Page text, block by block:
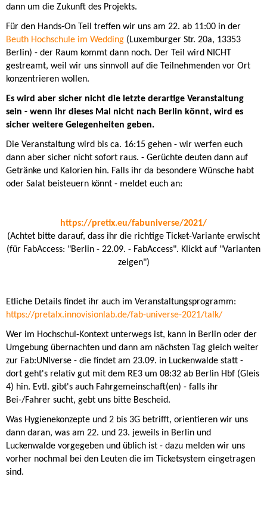
dann um die Zukunft des Projekts.
Für den Hands-On Teil treffen wir uns am 22. ab 11:00 in der
Beuth Hochschule im Wedding (Luxemburger Str. 20a, 13353
Berlin) - der Raum kommt dann noch. Der Teil wird NICHT
gestreamt, weil wir uns sinnvoll auf die Teilnehmenden vor Ort
konzentrieren wollen.
Es wird aber sicher nicht die letzte derartige Veranstaltung
sein - wenn ihr dieses Mal nicht nach Berlin könnt, wird es
sicher weitere Gelegenheiten geben.
Die Veranstaltung wird bis ca. 16:15 gehen - wir werfen euch
dann aber sicher nicht sofort raus. - Gerüchte deuten dann auf
Getränke und Kalorien hin. Falls ihr da besondere Wünsche habt
oder Salat beisteuern könnt - meldet euch an:
https://pretix.eu/fabuniverse/2021/
(Achtet bitte darauf, dass ihr die richtige Ticket-Variante erwischt
(für FabAccess: "Berlin - 22.09. - FabAccess". Klickt auf "Varianten
zeigen")
Etliche Details findet ihr auch im Veranstaltungsprogramm:
https://pretalx.innovisionlab.de/fab-universe-2021/talk/
Wer im Hochschul-Kontext unterwegs ist, kann in Berlin oder der
Umgebung übernachten und dann am nächsten Tag gleich weiter
zur Fab:UNIverse - die findet am 23.09. in Luckenwalde statt -
dort geht's relativ gut mit dem RE3 um 08:32 ab Berlin Hbf (Gleis
4) hin. Evtl. gibt's auch Fahrgemeinschaft(en) - falls ihr
Bei-/Fahrer sucht, gebt uns bitte Bescheid.
Was Hygienekonzepte und 2 bis 3G betrifft, orientieren wir uns
dann daran, was am 22. und 23. jeweils in Berlin und
Luckenwalde vorgegeben und üblich ist - dazu melden wir uns
vorher nochmal bei den Leuten die im Ticketsystem eingetragen
sind.